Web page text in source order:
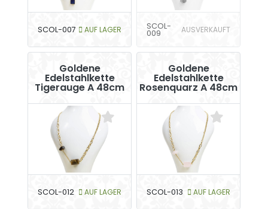
SCOL-007 AUF LAGER SCOL-
009 AUSVERKAUFT
Goldene
Edelstahlkette
Tigerauge A 48cm
SCOL-012 AUF LAGER
Goldene
Edelstahlkette
Rosenquarz A 48cm
SCOL-013 AUF LAGER